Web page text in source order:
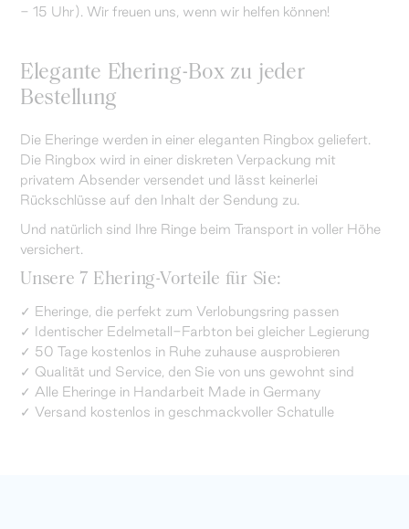
- 15 Uhr). Wir freuen uns, wenn wir helfen können!
Elegante Ehering-Box zu jeder
Bestellung
Die Eheringe werden in einer eleganten Ringbox geliefert.
Die Ringbox wird in einer diskreten Verpackung mit
privatem Absender versendet und lässt keinerlei
Rückschlüsse auf den Inhalt der Sendung zu.
Und natürlich sind Ihre Ringe beim Transport in voller Höhe
versichert.
Unsere 7 Ehering-Vorteile für Sie:
✓ Eheringe, die perfekt zum Verlobungsring passen
✓ Identischer Edelmetall-Farbton bei gleicher Legierung
✓ 50 Tage kostenlos in Ruhe zuhause ausprobieren
✓ Qualität und Service, den Sie von uns gewohnt sind
✓ Alle Eheringe in Handarbeit Made in Germany
✓ Versand kostenlos in geschmackvoller Schatulle